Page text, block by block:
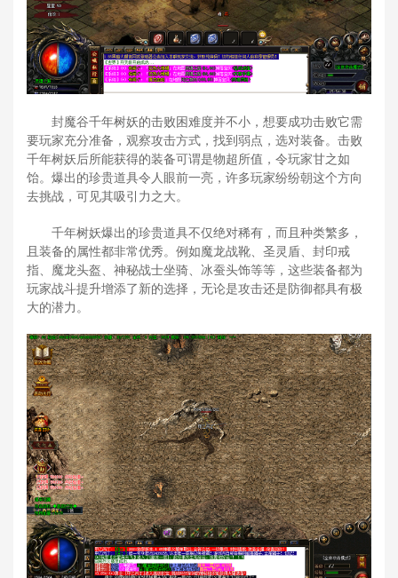
封魔谷千年树妖的击败困难度并不小，想要成功击败它需
要玩家充分准备，观察攻击方式，找到弱点，选对装备。击败
千年树妖后所能获得的装备可谓是物超所值，令玩家甘之如
饴。爆出的珍贵道具令人眼前一亮，许多玩家纷纷朝这个方向
去挑战，可见其吸引力之大。
千年树妖爆出的珍贵道具不仅绝对稀有，而且种类繁多，
且装备的属性都非常优秀。例如魔龙战靴、圣灵盾、封印戒
指、魔龙头盔、神秘战士坐骑、冰蚕头饰等等，这些装备都为
玩家战斗提升增添了新的选择，无论是攻击还是防御都具有极
大的潜力。